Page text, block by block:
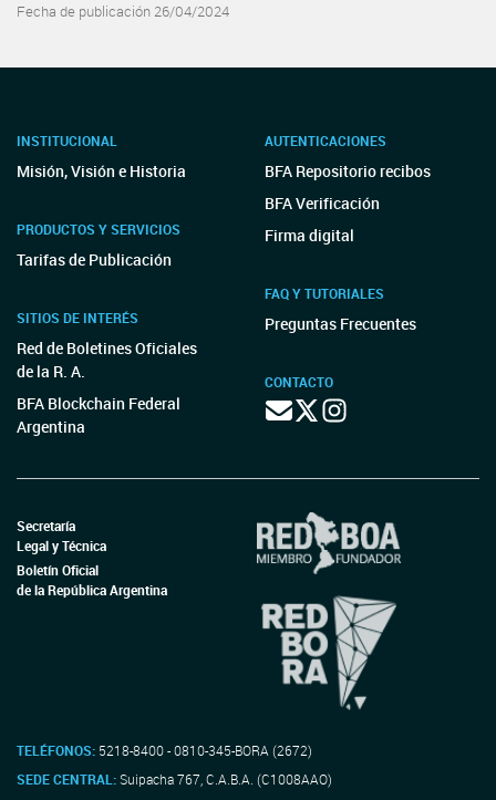
Fecha de publicación 26/04/2024
INSTITUCIONAL
Misión, Visión e Historia
PRODUCTOS Y SERVICIOS
Tarifas de Publicación
SITIOS DE INTERÉS
Red de Boletines Oficiales
de la R. A.
BFA Blockchain Federal
Argentina
AUTENTICACIONES
BFA Repositorio recibos
BFA Verificación
Firma digital
FAQ Y TUTORIALES
Preguntas Frecuentes
CONTACTO
Secretaría
Legal y Técnica
Boletín Oficial
de la República Argentina
TELÉFONOS: 5218-8400 - 0810-345-BORA (2672)
SEDE CENTRAL:Suipacha 767, C.A.B.A. (C1008AAO)